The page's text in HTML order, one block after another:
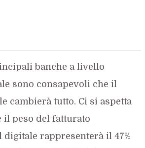
banche a livello
sono consapevoli che il
cambierà tutto. Ci si aspetta
il peso del fatturato
rappresenterà il 47%